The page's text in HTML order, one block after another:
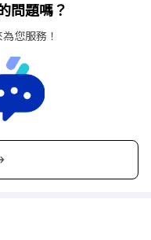
問題嗎？
您服務！